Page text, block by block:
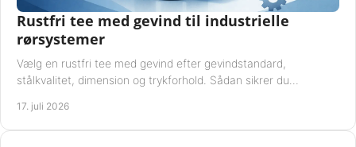
Rustfri tee med gevind til industrielle
rørsystemer
Vælg en rustfri tee med gevind efter gevindstandard,
stålkvalitet, dimension og trykforhold. Sådan sikrer du
17. juli 2026